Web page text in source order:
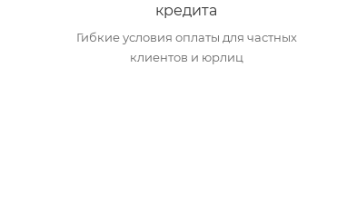
кредита
Гибкие условия оплаты для частных
клиентов и юрлиц